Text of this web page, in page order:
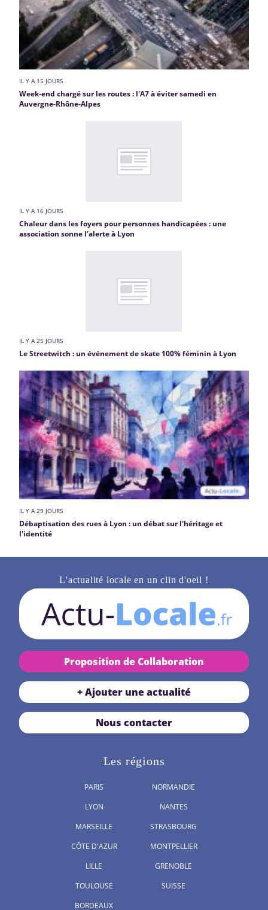
IL Y A 15 JOURS
Week-end chargé sur les routes : l'A7 à éviter samedi en
Auvergne-Rhône-Alpes
IL Y A 16 JOURS
Chaleur dans les foyers pour personnes handicapées : une
association sonne l’alerte à Lyon
IL Y A 25 JOURS
Le Streetwitch : un événement de skate 100% féminin à Lyon
IL Y A 29 JOURS
Débaptisation des rues à Lyon : un débat sur l'héritage et
l'identité
L'actualité locale en un clin d'oeil !
Proposition de Collaboration
+ Ajouter une actualité
Nous contacter
Les régions
PARIS
LYON
MARSEILLE
CÔTE D'AZUR
LILLE
TOULOUSE
BORDEAUX
NORMANDIE
NANTES
STRASBOURG
MONTPELLIER
GRENOBLE
SUISSE